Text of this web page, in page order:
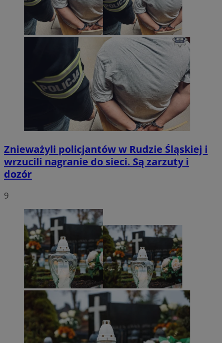
Znieważyli policjantów w Rudzie Śląskiej i
wrzucili nagranie do sieci. Są zarzuty i
dozór
9